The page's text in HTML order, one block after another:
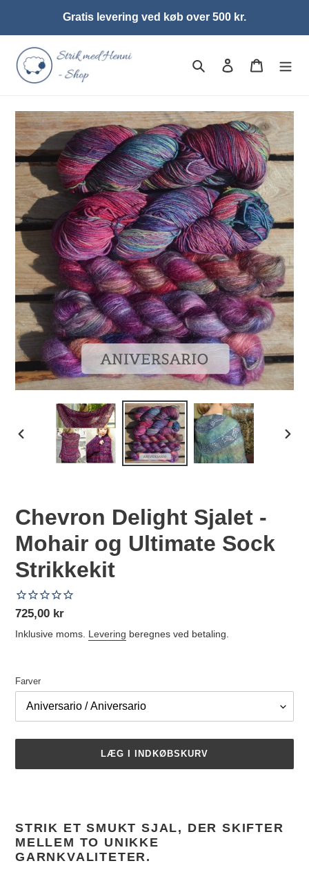
indhold
Gratis levering ved køb over 500 kr.
Log ind
FORRIGE
BILLEDE
Chevron Delight Sjalet -
Mohair og Ultimate Sock
Strikkekit
Normalpris
725,00 kr
Inklusive moms. Levering beregnes ved betaling.
Farver
LÆG I INDKØBSKURV
din
indkøbskurv
STRIK ET SMUKT SJAL, DER SKIFTER
MELLEM TO UNIKKE
GARNKVALITETER.